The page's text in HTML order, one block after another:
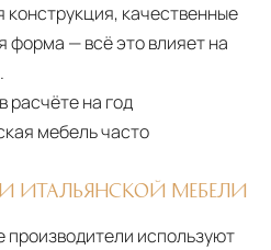
качественные
форма — всё это влияет на
расчёте на год
мебель часто
ИТАЛЬЯНСКОЙ МЕБЕЛИ
производители используют